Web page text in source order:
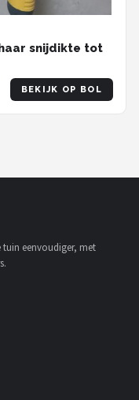
snijdikte tot
BEKIJK OP BOL
tuin eenvoudiger, met